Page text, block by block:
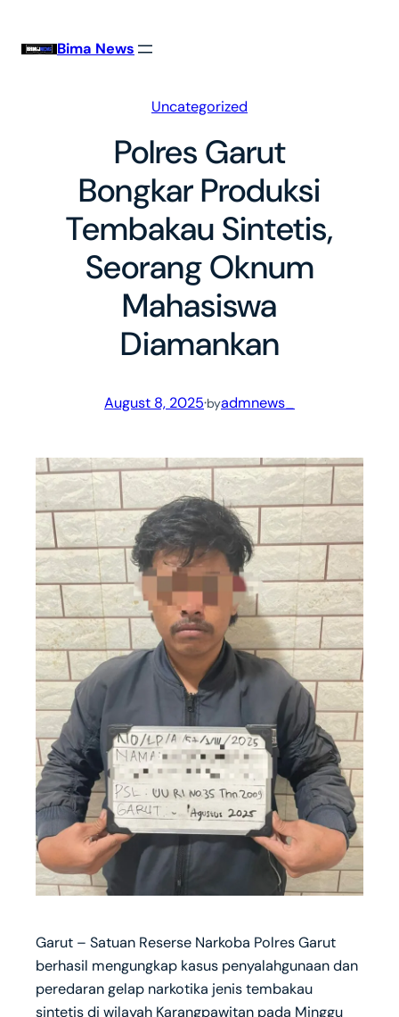
Bima News
Uncategorized
Polres Garut
Bongkar Produksi
Tembakau Sintetis,
Seorang Oknum
Mahasiswa
Diamankan
August 8, 2025·byadmnews_
Garut – Satuan Reserse Narkoba Polres Garut
berhasil mengungkap kasus penyalahgunaan dan
peredaran gelap narkotika jenis tembakau
sintetis di wilayah Karangpawitan pada Minggu